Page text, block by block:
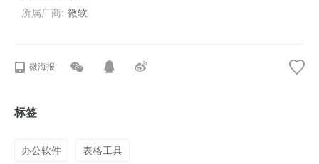
所属厂商: 微软
微海报
标签
办公软件 表格工具